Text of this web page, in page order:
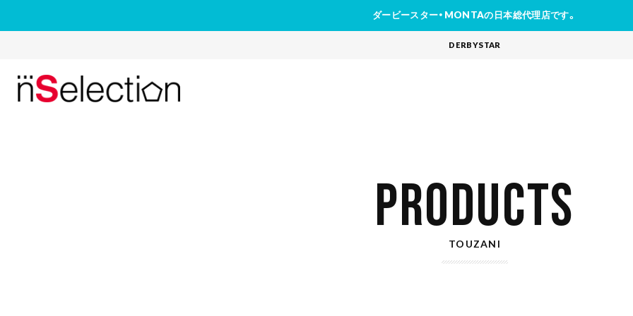
ダービースター・MONTAの日本総代理店です。
DERBYSTAR
PRODUCTS
TOUZANI